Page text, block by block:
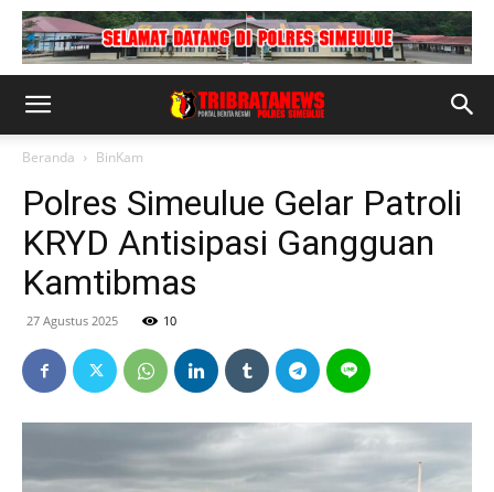
Beranda BinKam
Polres Simeulue Gelar Patroli
KRYD Antisipasi Gangguan
Kamtibmas
27 Agustus 2025 10